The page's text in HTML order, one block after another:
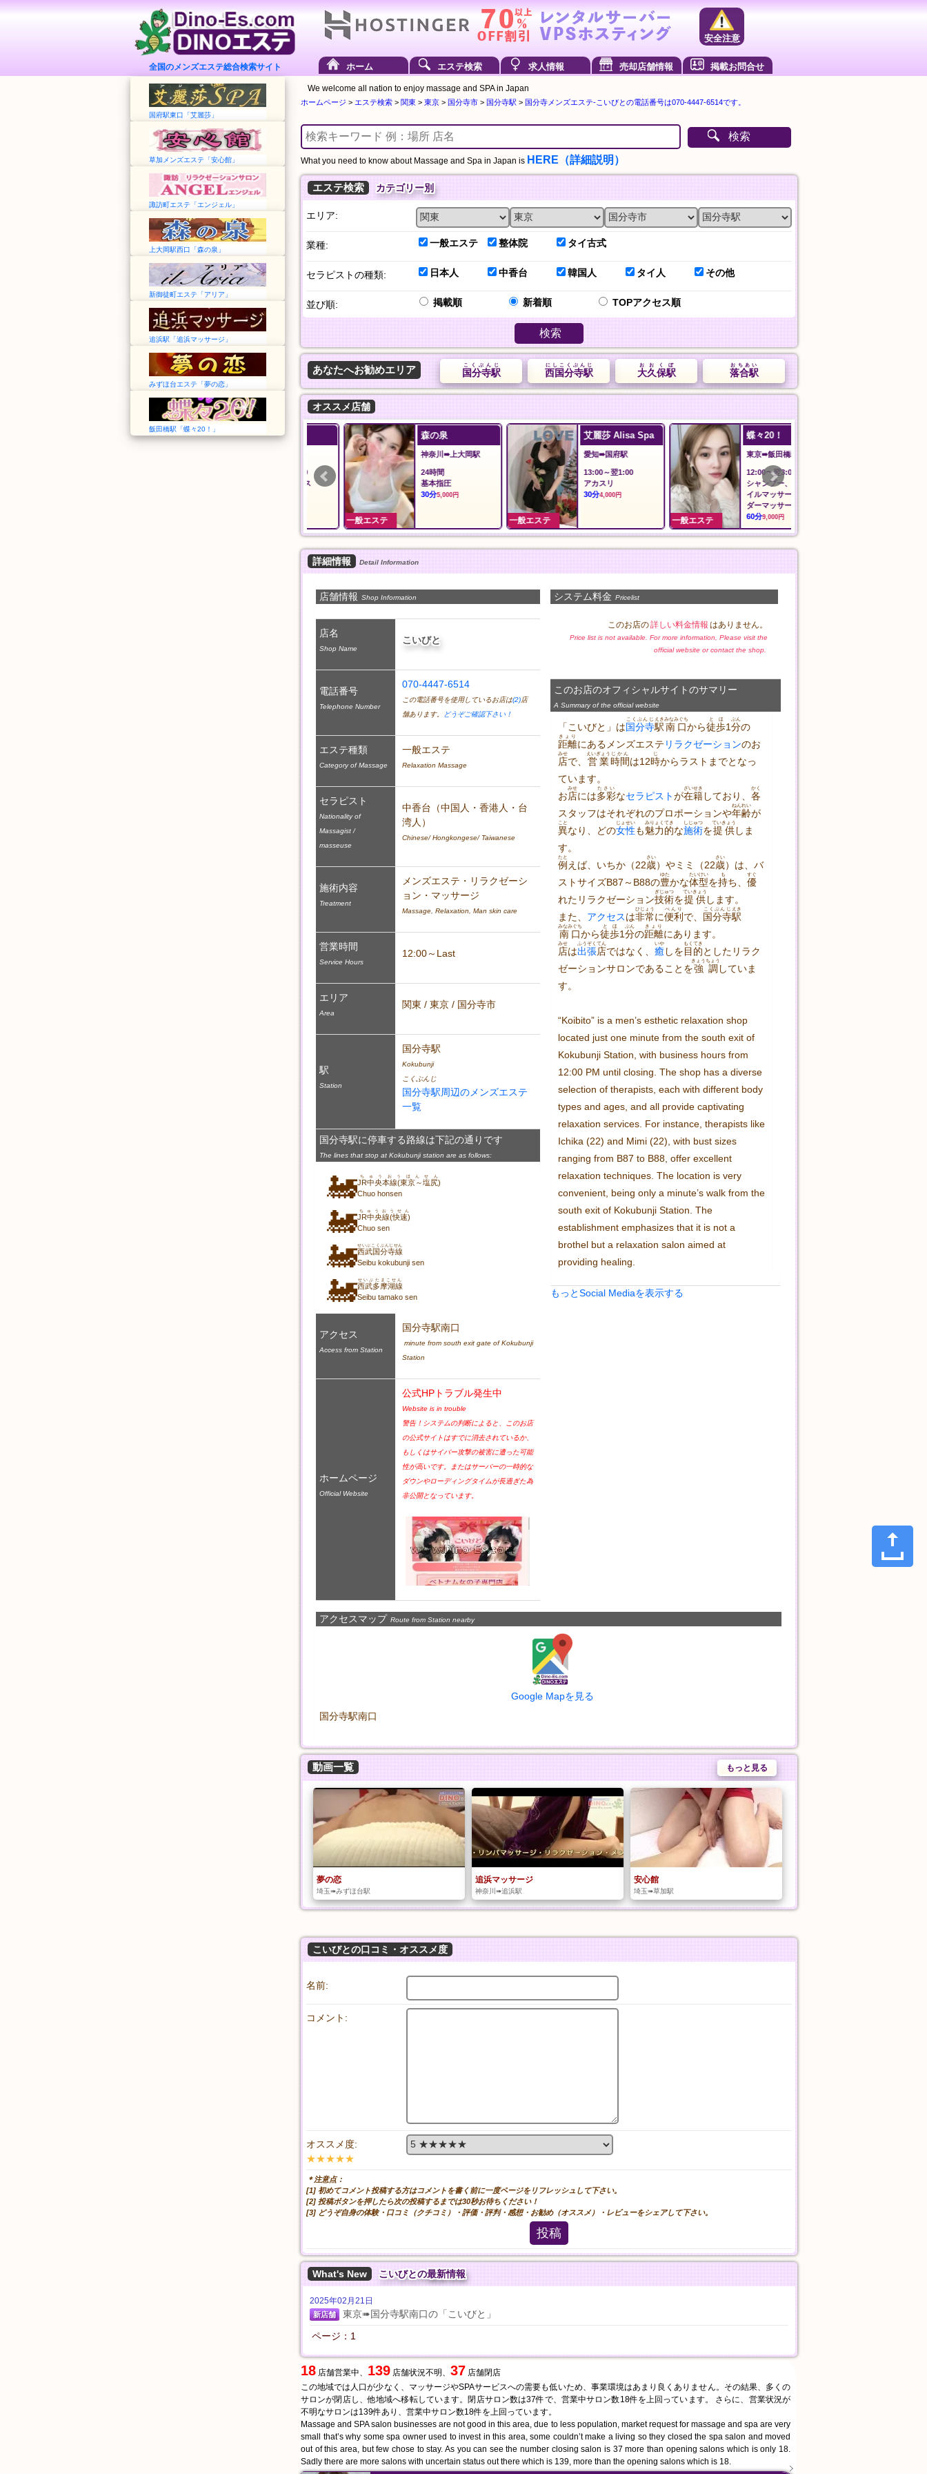
全国のメンズエステ総合検索サイト
安全注意
ホーム エステ検索 求人情報 売却店舗情報 掲載お問合せ
国府駅東口「艾麗莎」
草加メンズエステ「安心館」
諏訪町エステ「エンジェル」
上大岡駅西口「森の泉」
新御徒町エステ「アリア」
追浜駅「追浜マッサージ」
みずほ台エステ「夢の恋」
飯田橋駅「蝶々20！」
We welcome all nation to enjoy massage and SPA in Japan
ホームページ > エステ検索 > 関東 > 東京 > 国分寺市 > 国分寺駅 > 国分寺メンズエステ-こいびとの電話番号は070-4447-6514です。
検索
What you need to know about Massage and Spa in Japan is HERE（詳細説明）
エステ検索 カテゴリー別
エリア:
業種: 一般エステ 整体院 タイ古式
セラピストの種類: 日本人 中香台 韓国人 タイ人 その他
並び順: 掲載順 新着順 TOPアクセス順
検索
あなたへお勧めエリア 落合駅
おちあい
大久保駅
おおくぼ
西国分寺駅
にしこくぶんじ
国分寺駅
こくぶんじ
オススメ店舗
安心館
一般エステ
森の泉
神奈川➠上大岡駅
24時間
基本指圧
30分 5,000円
一般エステ
艾麗莎 Alisa Spa
愛知➠国府駅
13:00～翌1:00
アカスリ
30分4,000円
一般エステ
蝶々20！
東京➠飯田橋駅
12:00〜翌3:00
シャンプー、指圧、オ
イルマッサージ、パウ
ダーマッサージ
60分9,000円
詳細情報 Detail Information
システム料金 Pricelist
このお店の詳しい料金情報 はありません。
Price list is not available. For more information, Please visit the
official website or contact the shop.
このお店のオフィシャルサイトのサマリー
A Summary of the official website
「こいびと」は国分寺
こくぶんじ
駅
えき
南口
みなみぐち
から徒歩
とほ
1分
ぶん
の
距離
きょり
にあるメンズエステ リラクゼーションのお
店
みせ
で、 営業
えいぎょう
時間
じかん
は12時
じ
からラストまでとなっ
ています。
お店
みせ
には多彩
たさい
なセラピストが在籍
ざいせき
しており、 各
かく
スタッフはそれぞれのプロポーションや年齢
ねんれい
が
異
こと
なり、どの女性
じょせい
も魅力
みりょく
的
てき
な施術
しじゅつ
を提供
ていきょう
しま
す。
例
たと
えば、いちか（22歳
さい
）やミミ（22歳
さい
）は、バ
ストサイズB87～B88の豊
ゆた
かな体型
たいけい
を持
も
ち、 優
すぐ
れたリラクゼーション技術
ぎじゅつ
を提供
ていきょう
します。
また、 アクセスは非常
ひじょう
に便利
べんり
で、 国分寺
こくぶんじ
駅
えき
南口
みなみぐち
から徒歩
とほ
1分
ぶん
の距離
きょり
にあります。
店
みせ
は出張
ふうぞく
店
てん
ではなく、 癒
いや
しを目的
もくてき
としたリラク
ゼーションサロンであることを強調
きょうちょう
していま
す。
“Koibito” is a men’s esthetic relaxation shop
located just one minute from the south exit of
Kokubunji Station, with business hours from
12:00 PM until closing. The shop has a diverse
selection of therapists, each with different body
types and ages, and all provide captivating
relaxation services. For instance, therapists like
Ichika (22) and Mimi (22), with bust sizes
ranging from B87 to B88, offer excellent
relaxation techniques. The location is very
convenient, being only a minute’s walk from the
south exit of Kokubunji Station. The
establishment emphasizes that it is not a
brothel but a relaxation salon aimed at
providing healing.
もっとSocial Mediaを表示する
店舗情報 Shop Information
店名
Shop Name
こいびと
電話番号
Telephone Number
070-4447-6514
この電話番号を使用しているお店は(2)店
舗あります。 どうぞご確認下さい！
エステ種類
Category of Massage
一般エステ
Relaxation Massage
セラピスト
Nationality of
Massagist /
masseuse
中香台（中国人・香港人・台
湾人）
Chinese/ Hongkongese/ Taiwanese
施術内容
Treatment
メンズエステ・リラクゼーシ
ョン・マッサージ
Massage, Relaxation, Man skin care
営業時間
Service Hours
12:00～Last
エリア
Area
関東 / 東京 / 国分寺市
駅
Station
国分寺駅
Kokubunji
こくぶんじ
国分寺駅周辺のメンズエステ
一覧
国分寺駅に停車する路線は下記の通りです
The lines that stop at Kokubunji station are as follows:
🚂JR中央本線(東京～塩尻)
ちゅうおうほんせん
Chuo honsen
🚂JR中央線(快速)
ちゅうおうせん
Chuo sen
🚂西武国分寺線
せいぶこくぶんじせん
Seibu kokubunji sen
🚂西武多摩湖線
せいぶたまこせん
Seibu tamako sen
アクセス
Access from Station
国分寺駅南口
Station
ホームページ
Official Website
公式HPトラブル発生中
Website is in trouble
警告！システムの判断によると、このお店
の公式サイトはすでに消去されているか、
もしくはサイバー攻撃の被害に遭った可能
性が高いです。またはサーバーの一時的な
ダウンやローディングタイムが長過ぎた為
非公開となっています。
アクセスマップ Route from Station nearby
Google Mapを見る
国分寺駅南口
動画一覧 もっと見る
夢の恋
埼玉➠みずほ台駅
追浜マッサージ
神奈川➠追浜駅
安心館
埼玉➠草加駅
こいびとの口コミ・オススメ度
名前:
コメント:
オススメ度:
★★★★★
＊注意点：
[1] 初めてコメント投稿する方はコメントを書く前に一度ページをリフレッシュして下さい。
[2] 投稿ボタンを押したら次の投稿するまでは30秒お待ちください！
[3] どうぞ自身の体験・口コミ（クチコミ）・評価・評判・感想・お勧め（オススメ）・レビューをシェアして下さい。
投稿
What's New こいびとの最新情報
2025年02月21日
新店舗
東京➠国分寺駅南口の「こいびと」
ページ：1
18 店舗営業中、 139 店舗状況不明、 37 店舗閉店
この地域では人口が少なく、マッサージやSPAサービスへの需要も低いため、事業環境はあまり良くありません。その結果、多くの
サロンが閉店し、他地域へ移転しています。閉店サロン数は37件で、営業中サロン数18件を上回っています。 さらに、営業状況が
不明なサロンは139件あり、営業中サロン数18件を上回っています。
Massage and SPA salon businesses are not good in this area, due to less population, market request for massage and spa are very
small that’s why some spa owner used to invest in this area, some couldn’t make a living so they closed the spa salon and moved
out of this area, but few chose to stay. As you can see the number closing salon is 37 more than opening salons which is only 18.
Sadly there are more salons with uncertain status out there which is 139, more than the opening salons which is 18.